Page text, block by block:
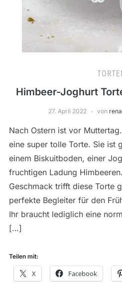
Himbeer-Joghurt
27. April 2022 von rena
Nach Ostern ist vor
eine super tolle Torte. Sie ist
einem Biskuitboden, einer
fruchtigen Ladung
Geschmack trifft diese Torte
perfekte Begleiter für den
Ihr braucht lediglich eine
[…]
Teilen mit:
X Facebook